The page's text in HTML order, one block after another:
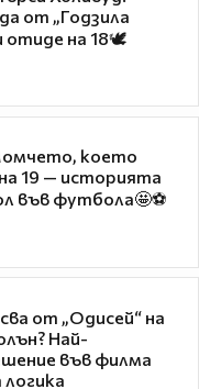
от „Годзила
отиде на 18🕊️
което
19 — историята
във футбола🤩⚽
от „Одисей“ на
Най-
във филма